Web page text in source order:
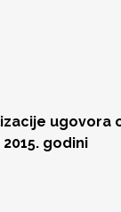
ugovora
godini